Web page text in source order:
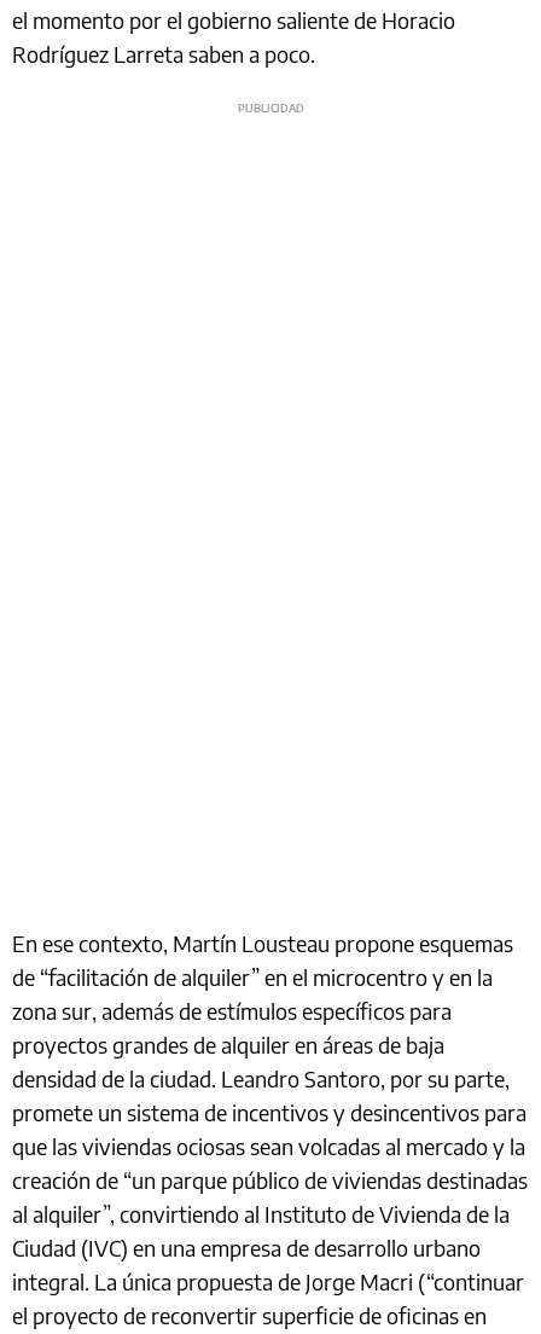
el momento por el gobierno saliente de Horacio
Rodríguez Larreta saben a poco.
En ese contexto, Martín Lousteau propone esquemas
de “facilitación de alquiler” en el microcentro y en la
zona sur, además de estímulos específicos para
proyectos grandes de alquiler en áreas de baja
densidad de la ciudad. Leandro Santoro, por su parte,
promete un sistema de incentivos y desincentivos para
que las viviendas ociosas sean volcadas al mercado y la
creación de “un parque público de viviendas destinadas
al alquiler”, convirtiendo al Instituto de Vivienda de la
Ciudad (IVC) en una empresa de desarrollo urbano
integral. La única propuesta de Jorge Macri (“continuar
el proyecto de reconvertir superficie de oficinas en